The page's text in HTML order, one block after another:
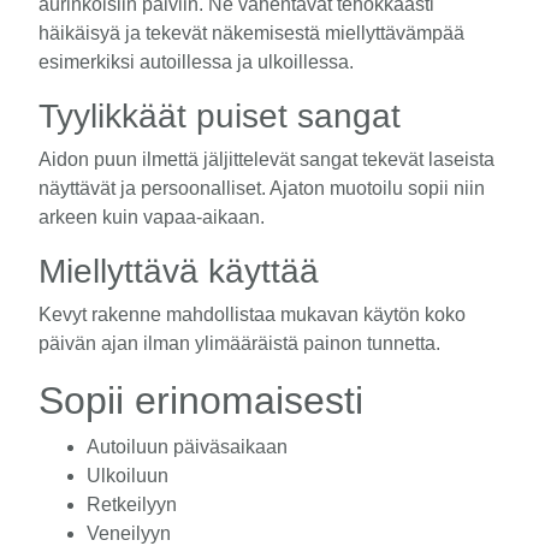
häikäisyä ja tekevät näkemisestä miellyttävämpää
esimerkiksi autoillessa ja ulkoillessa.
Tyylikkäät puiset sangat
Aidon puun ilmettä jäljittelevät sangat tekevät laseista
näyttävät ja persoonalliset. Ajaton muotoilu sopii niin
arkeen kuin vapaa-aikaan.
Miellyttävä käyttää
Kevyt rakenne mahdollistaa mukavan käytön koko
päivän ajan ilman ylimääräistä painon tunnetta.
Sopii erinomaisesti
Autoiluun päiväsaikaan
Ulkoiluun
Retkeilyyn
Veneilyyn